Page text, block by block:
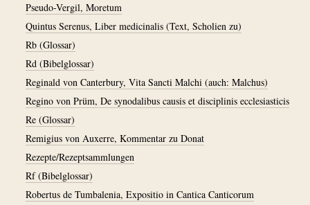
Pseudo-Vergil, Moretum
Quintus Serenus, Liber medicinalis (Text, Scholien zu)
Rb (Glossar)
Rd (Bibelglossar)
Reginald von Canterbury, Vita Sancti Malchi (auch: Malchus)
Regino von Prüm, De synodalibus causis et disciplinis ecclesiasticis
Re (Glossar)
Remigius von Auxerre, Kommentar zu Donat
Rezepte/Rezeptsammlungen
Rf (Bibelglossar)
Robertus de Tumbalenia, Expositio in Cantica Canticorum